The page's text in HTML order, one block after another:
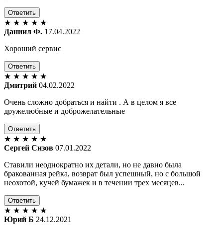
Ответить
★ ★ ★ ★ ★
Даниил Ф. 17.04.2022
Хороший сервис
Ответить
★ ★ ★ ★ ★
Дмитрий 04.02.2022
Очень сложно добраться и найти . А в целом я все
дружелюбные и доброжелательные
Ответить
★ ★ ★ ★ ★
Сергей Сизов 07.01.2022
Ставили неоднократно их детали, но не давно была
бракованная рейка, возврат был успешный, но с большой
неохотой, кучей бумажек и в течении трех месяцев...
Ответить
★ ★ ★ ★ ★
Юрий Б 24.12.2021